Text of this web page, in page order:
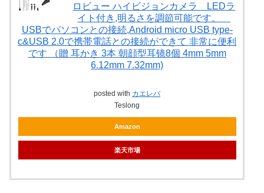
ロビュー ハイビジョンカメラ LEDラ
イト付き,明るさを調節可能です。
USBでパソコンとの接続,Android micro USB type-
c&USB 2.0で携帯電話との接続ができて 非常に便利
です （贈 耳かき 3本 朝顔型耳镜8個 4mm 5mm
6.12mm 7.32mm)
posted with カエレバ
Teslong
Amazon
楽天市場